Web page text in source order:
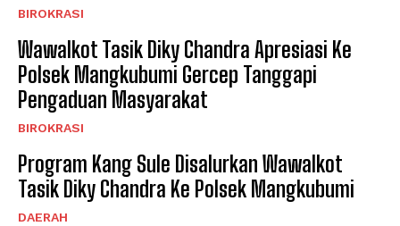
BIROKRASI
Wawalkot Tasik Diky Chandra Apresiasi Ke
Polsek Mangkubumi Gercep Tanggapi
Pengaduan Masyarakat
BIROKRASI
Program Kang Sule Disalurkan Wawalkot
Tasik Diky Chandra Ke Polsek Mangkubumi
DAERAH